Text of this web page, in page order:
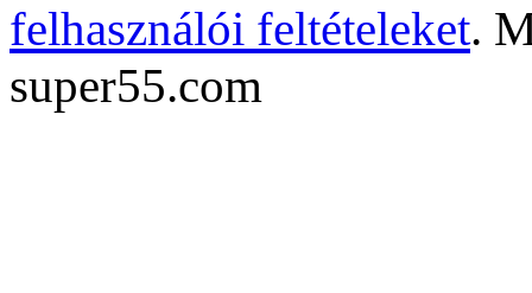
felhasználói feltételeket.
super55.com